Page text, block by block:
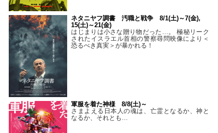
ネタニヤフ調書 汚職と戦争 8/1(土)～7(金),
15(土)～21(金)
はじまりは小さな贈り物だった…。 極秘リーク
されたイスラエル首相の警察尋問映像により＜
恐るべき真実＞が暴かれる！
軍服を着た神様 8/8(土)～
さまよえる日本人の魂は、亡霊となるか、神と
なるか、それとも…